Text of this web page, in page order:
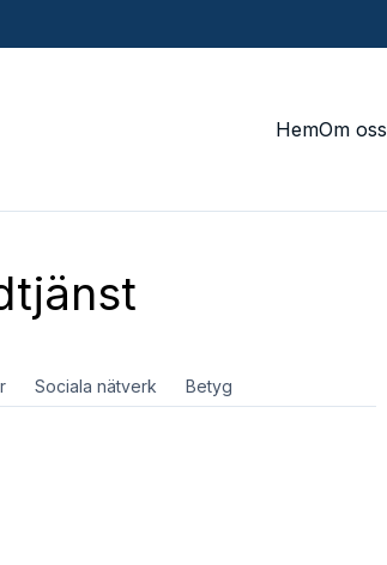
HemOm oss
Sociala nätverk Betyg